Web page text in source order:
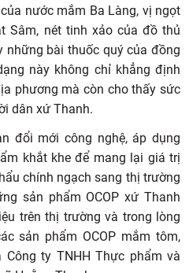
nước mắm Ba Làng, vị ngọt
Sâm, nét tinh xảo của đồ thủ
những bài thuốc quý của đồng
này không chỉ khẳng định
phương mà còn cho thấy sức
dân xứ Thanh.
đổi mới công nghệ, áp dụng
khắt khe để mang lại giá trị
chính ngạch sang thị trường
sản phẩm OCOP xứ Thanh
trên thị trường và trong lòng
sản phẩm OCOP mắm tôm,
ty TNHH Thực phẩm và